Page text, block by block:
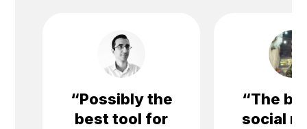
“Possibly the
best tool for
“The
social